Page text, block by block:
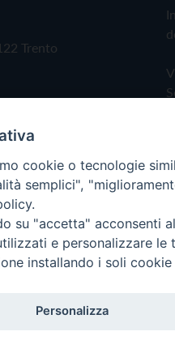
Trento
riservati - Vita
cookie o tecnologie
semplici",
su "accetta" acconsenti
e personalizzare le
installando i soli
Personalizza